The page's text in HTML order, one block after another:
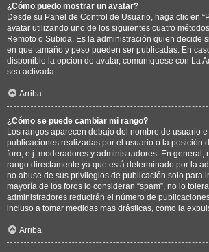
¿Cómo puedo mostrar un avatar?
Desde su Panel de Control de Usuario, haga clic en
avatar utilizando uno de los siguientes cuatro
Remoto o Subida. Es la administración quien decide
en que tamaño y peso pueden ser publicadas. En
disponible la opción de avatar, comuníquese con La
sea activada.
Arriba
¿Cómo se puede cambiar mi rango?
Los rangos aparecen debajo del nombre de usuario
publicaciones realizadas por el usuario o la posición
foro, e.j. moderadores y administradores. En general,
rango directamente ya que está determinado por la
no abuse de sus privilegios de publicación solo para
mayoría de los foros lo consideran “spam”, no lo
administradores reducirán el número de
incluso a tomar medidas mas drásticas, como la
Arriba